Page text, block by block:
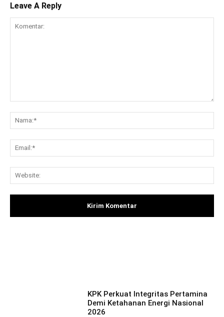
Leave A Reply
KPK Perkuat Integritas Pertamina
Demi Ketahanan Energi Nasional
2026